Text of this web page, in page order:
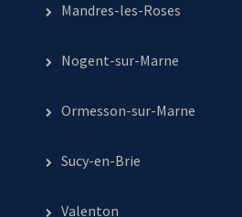
Mandres-les-Roses
Nogent-sur-Marne
Ormesson-sur-Marne
Sucy-en-Brie
Valenton